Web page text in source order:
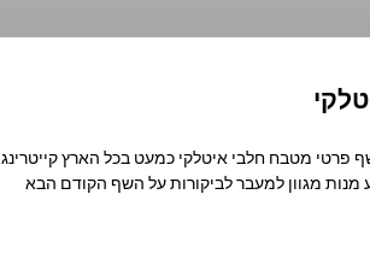
לשף: 053-3524347 שף פרטי מטבח חלבי איטלקי כמעט בכל הארץ קייטרינג
מנות מגוון למעבר לביקורות על השף הקודם הבא